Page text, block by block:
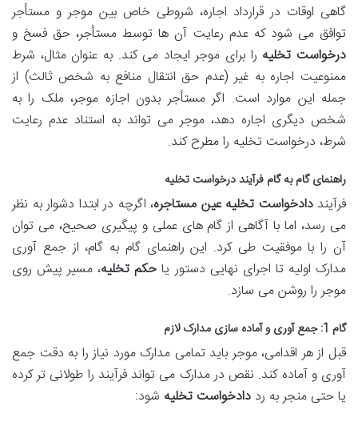
گاهی اوقات در قرارداد اجاره، شروطی خاص بین موجر و مستأجر
توافق می شود که عدم رعایت آن ها توسط مستأجر، حق فسخ و
درخواست تخلیه را برای موجر ایجاد می کند. به عنوان مثال، شرط
ممنوعیت اجاره به غیر (عدم حق انتقال منافع به شخص ثالث) از
جمله این موارد است. اگر مستأجر بدون اجازه موجر، ملک را به
شخص دیگری اجاره دهد، موجر می تواند به استناد عدم رعایت
شرط، درخواست تخلیه را مطرح کند.
راهنمای گام به گام فرآیند درخواست تخلیه
فرآینددادخواست تخلیه عین مستاجره، اگرچه در ابتدا دشوار به نظر
می رسد، اما با آگاهی از گام های عملی و پیگیری صحیح، می توان
آن را با موفقیت طی کرد. این راهنمای گام به گام، از جمع آوری
مدارک اولیه تا اجرای نهایی دستور یا حکم تخلیه، مسیر پیش روی
موجر را روشن می سازد.
گام 1: جمع آوری و آماده سازی مدارک لازم
قبل از هر اقدامی، موجر باید تمامی مدارک مورد نیاز را به دقت جمع
آوری و آماده کند. نقص در مدارک می تواند فرآیند را طولانی تر کرده
یا حتی منجر به رد دادخواست تخلیه شود: